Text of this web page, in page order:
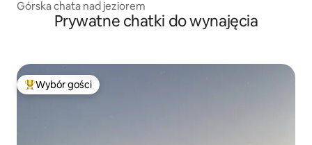
Górska chata nad jeziorem
Prywatne chatki do wynajęcia
Najpopularniejsze z kategorii Wybór gości
Wybór gości